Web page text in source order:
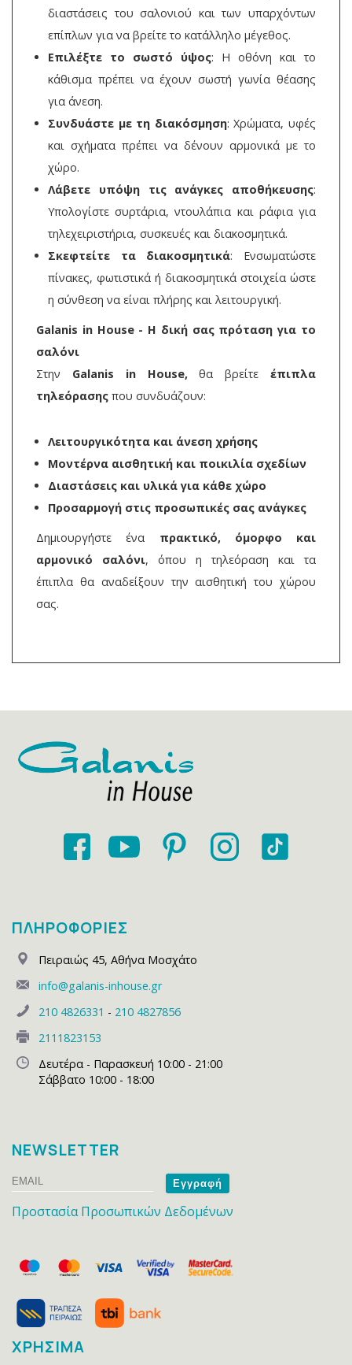
διαστάσεις του σαλονιού και των υπαρχόντων
επίπλων για να βρείτε το κατάλληλο μέγεθος.
Επιλέξτε το σωστό ύψος: Η οθόνη και το
κάθισμα πρέπει να έχουν σωστή γωνία θέασης
για άνεση.
Συνδυάστε με τη διακόσμηση: Χρώματα, υφές
και σχήματα πρέπει να δένουν αρμονικά με το
χώρο.
Λάβετε υπόψη τις ανάγκες αποθήκευσης:
Υπολογίστε συρτάρια, ντουλάπια και ράφια για
τηλεχειριστήρια, συσκευές και διακοσμητικά.
Σκεφτείτε τα διακοσμητικά: Ενσωματώστε
πίνακες, φωτιστικά ή διακοσμητικά στοιχεία ώστε
η σύνθεση να είναι πλήρης και λειτουργική.
Galanis in House - Η δική σας πρόταση για το
σαλόνι
Στην Galanis in House,θα βρείτεέπιπλα
τηλεόρασης που συνδυάζουν:
Λειτουργικότητα και άνεση χρήσης
Μοντέρνα αισθητική και ποικιλία σχεδίων
Διαστάσεις και υλικά για κάθε χώρο
Προσαρμογή στις προσωπικές σας ανάγκες
Δημιουργήστε ένα πρακτικό, όμορφο και
αρμονικό σαλόνι, όπου η τηλεόραση και τα
έπιπλα θα αναδείξουν την αισθητική του χώρου
σας.
ΠΛΗΡΟΦΟΡΙΕΣ
Πειραιώς 45, Αθήνα Μοσχάτο
info@galanis-inhouse.gr
210 4826331 - 210 4827856
2111823153
Δευτέρα - Παρασκευή 10:00 - 21:00
Σάββατο 10:00 - 18:00
NEWSLETTER
Email
Name
Προστασία Προσωπικών Δεδομένων
ΧΡΗΣΙΜΑ